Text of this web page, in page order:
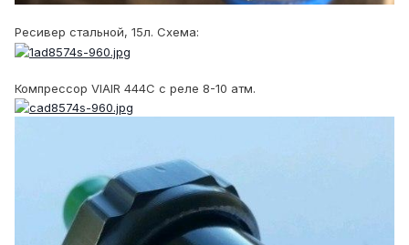
Ресивер стальной, 15л. Схема:
Компрессор VIAIR 444C с реле 8-10 атм.